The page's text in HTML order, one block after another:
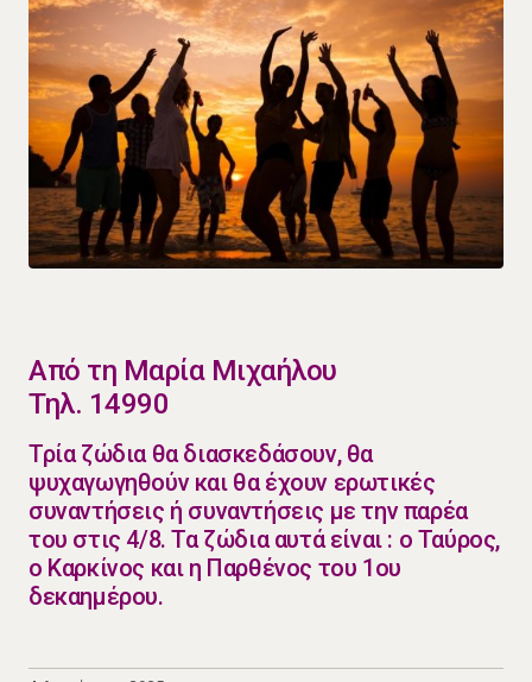
​Από τη Μαρία Μιχαήλου
Τηλ. 14990
​Τρία ζώδια θα διασκεδάσουν, θα
ψυχαγωγηθούν και θα έχουν ερωτικές
συναντήσεις ή συναντήσεις με την παρέα
του στις 4/8. Τα ζώδια αυτά είναι : ο Ταύρος,
ο Καρκίνος και η Παρθένος του 1ου
δεκαημέρου.